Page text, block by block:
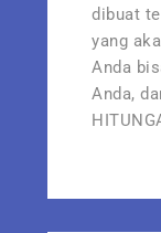
dibuat
yang
Anda
Anda,